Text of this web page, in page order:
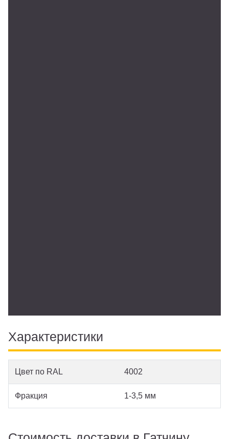
Характеристики
Цвет по RAL 4002
Фракция 1-3,5 мм